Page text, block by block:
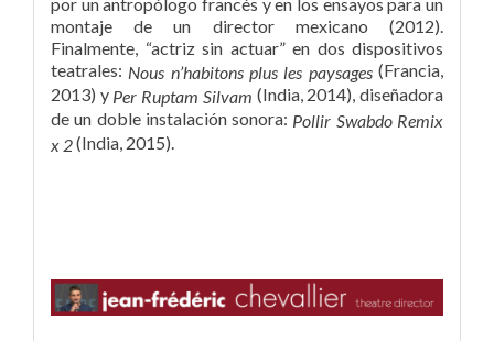
montaje de un director mexicano (2012).
Finalmente, “actriz sin actuar” en dos dispositivos
teatrales: Nous n’habitons plus les paysages(Francia,
2013) y Per Ruptam Silvam (India, 2014), diseñadora
de un doble instalación sonora: Pollir Swabdo Remix
x 2(India, 2015).